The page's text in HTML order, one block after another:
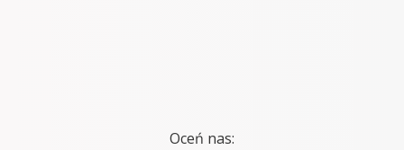
Oceń nas: